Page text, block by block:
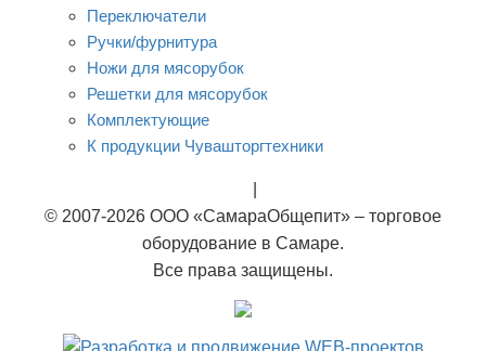
Переключатели
Ручки/фурнитура
Ножи для мясорубок
Решетки для мясорубок
Комплектующие
К продукции Чувашторгтехники
© 2007-2026 ООО «СамараОбщепит» – торговое
оборудование в Самаре.
Все права защищены.